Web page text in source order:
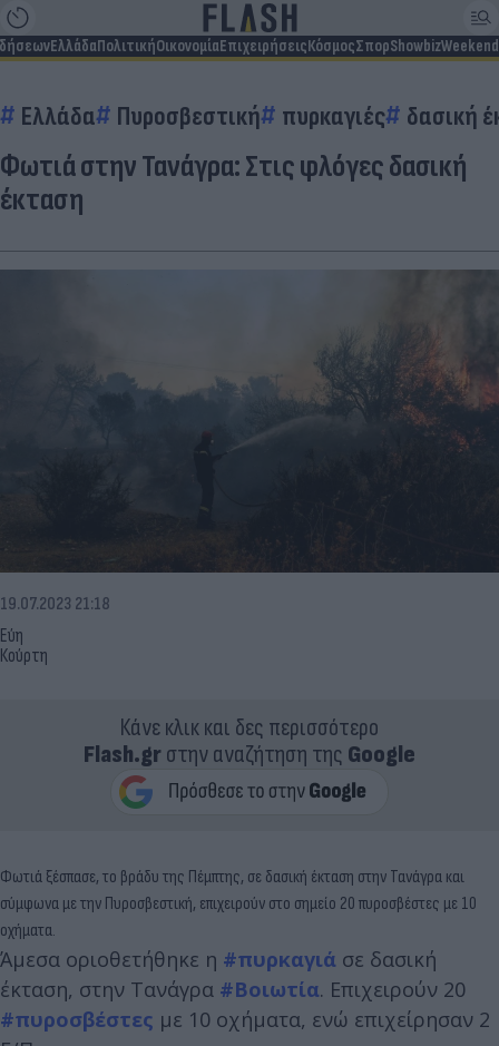
ΕλλάδαΠολιτικήΟικονομίαΕπιχειρήσειςΚόσμοςΣπορShowbizWeekend
Ελλάδα Πυροσβεστική πυρκαγιές δασική
Φωτιά στην Τανάγρα: Στις φλόγες δασική
έκταση
Εύη
Κούρτη
19.07.2023 21:18
Κάνε κλικ και δες περισσότερο
Flash.grστην αναζήτηση της Google
Φωτιά ξέσπασε, το βράδυ της Πέμπτης, σε δασική έκταση στην Τανάγρα και
σύμφωνα με την Πυροσβεστική, επιχειρούν στο σημείο 20 πυροσβέστες με 10
οχήματα.
Άμεσα οριοθετήθηκε η #πυρκαγιά σε δασική
έκταση, στην Τανάγρα #Βοιωτία. Επιχειρούν 20
#πυροσβέστες με 10 οχήματα, ενώ επιχείρησαν 2